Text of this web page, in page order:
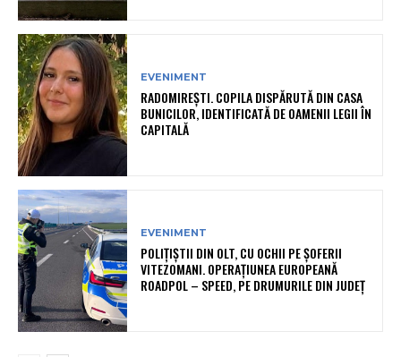
EVENIMENT
RADOMIREȘTI. COPILA DISPĂRUTĂ DIN CASA
BUNICILOR, IDENTIFICATĂ DE OAMENII LEGII ÎN
CAPITALĂ
EVENIMENT
POLIȚIȘTII DIN OLT, CU OCHII PE ȘOFERII
VITEZOMANI. OPERAȚIUNEA EUROPEANĂ
ROADPOL – SPEED, PE DRUMURILE DIN JUDEȚ